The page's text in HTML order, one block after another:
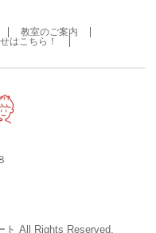
教室のご案内
はこちら！
ト All Rights Reserved.